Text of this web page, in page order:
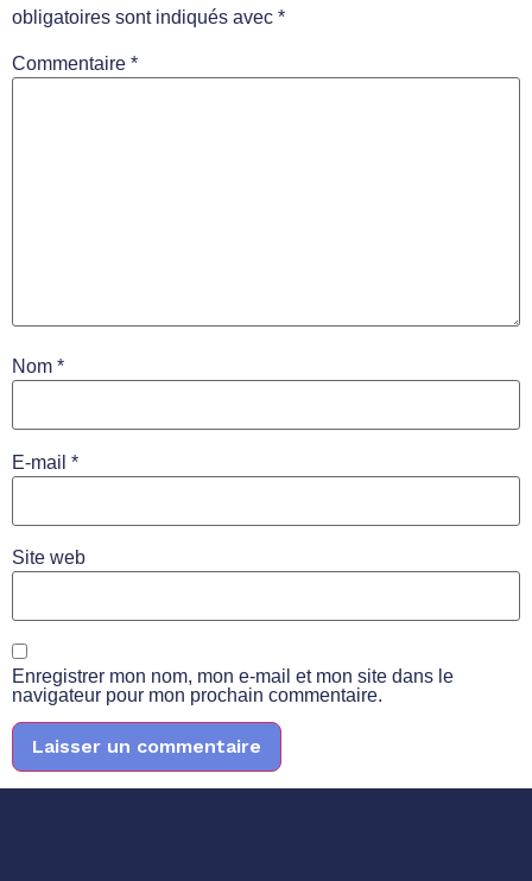
obligatoires sont indiqués avec *
Commentaire *
Nom *
E-mail *
Site web
Enregistrer mon nom, mon e-mail et mon site dans le
navigateur pour mon prochain commentaire.